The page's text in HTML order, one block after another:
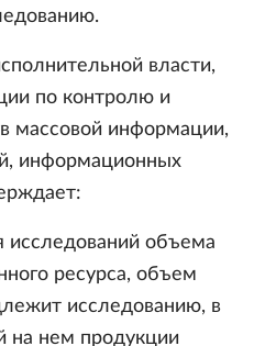
власти,
по контролю и
массовой информации,
информационных
исследований объема
ресурса, объем
исследованию, в
на нем продукции